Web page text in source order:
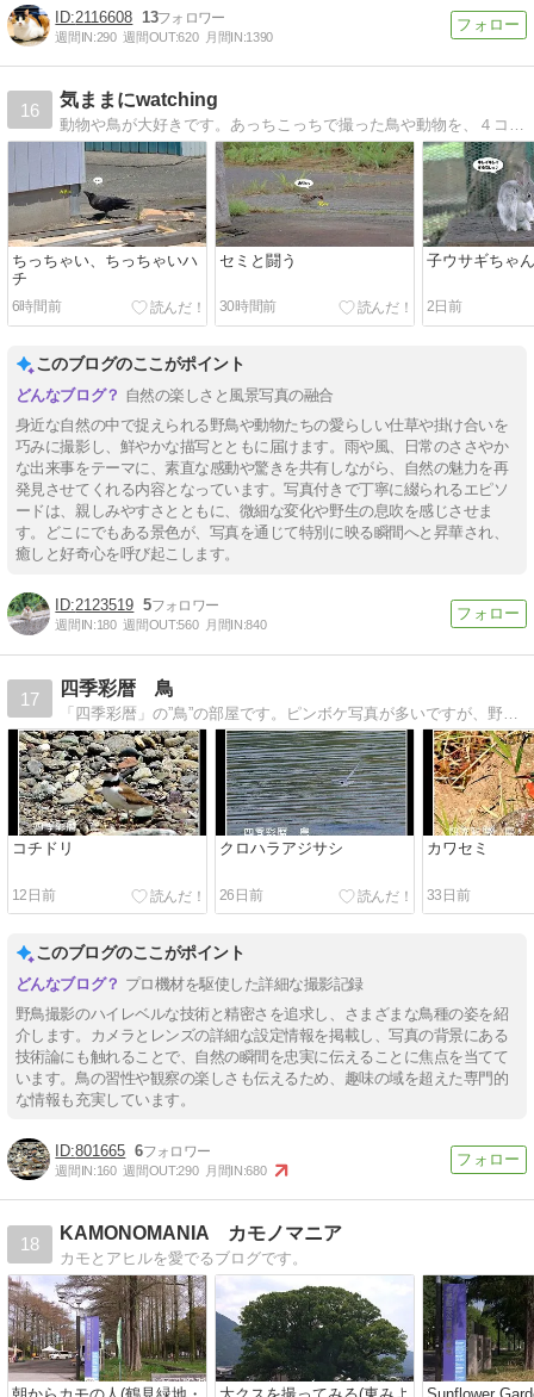
2116608 13
週間IN:290 週間OUT:620 月間IN:1390
16
気ままにwatching
ちっちゃい、ちっちゃいハ
チ
6時間前
セミと闘う
30時間前
子ウサギちゃ
2日前
このブログのここがポイント
自然の楽しさと風景写真の融合
身近な自然の中で捉えられる野鳥や動物たちの愛らしい仕草や掛け合いを
巧みに撮影し、鮮やかな描写とともに届けます。雨や風、日常のささやか
な出来事をテーマに、素直な感動や驚きを共有しながら、自然の魅力を再
発見させてくれる内容となっています。写真付きで丁寧に綴られるエピソ
ードは、親しみやすさとともに、微細な変化や野生の息吹を感じさせま
す。どこにでもある景色が、写真を通じて特別に映る瞬間へと昇華され、
癒しと好奇心を呼び起こします。
2123519 5
週間IN:180 週間OUT:560 月間IN:840
17
四季彩暦 鳥
コチドリ
12日前
クロハラアジサシ
26日前
カワセミ
33日前
このブログのここがポイント
プロ機材を駆使した詳細な撮影記録
野鳥撮影のハイレベルな技術と精密さを追求し、さまざまな鳥種の姿を紹
介します。カメラとレンズの詳細な設定情報を掲載し、写真の背景にある
技術論にも触れることで、自然の瞬間を忠実に伝えることに焦点を当てて
います。鳥の習性や観察の楽しさも伝えるため、趣味の域を超えた専門的
な情報も充実しています。
801665 6
週間IN:160 週間OUT:290 月間IN:680
18
KAMONOMANIA カモノマニア
カモとアヒルを愛でるブログです。